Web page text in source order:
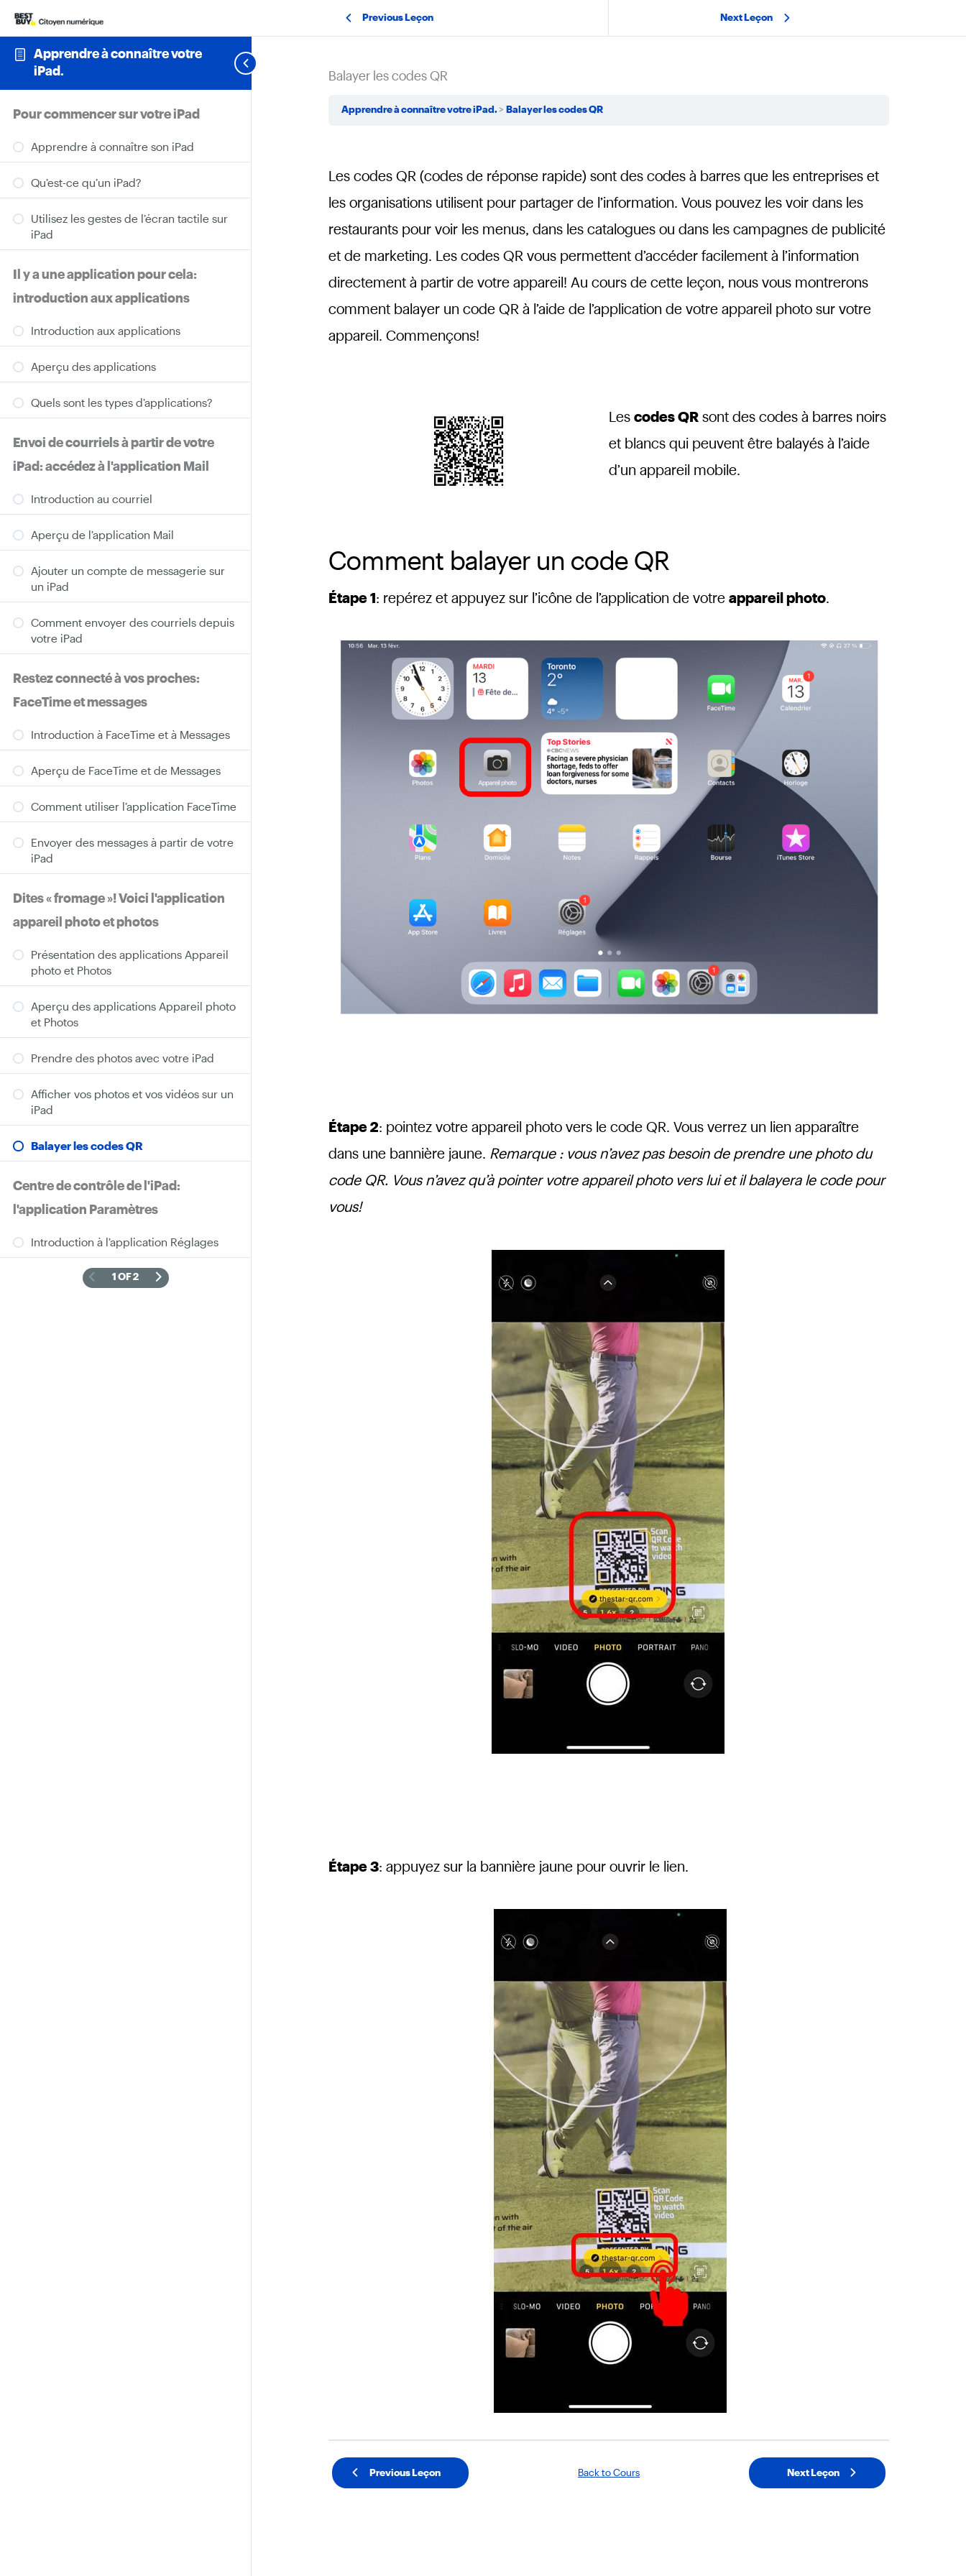
Apprendre à connaître votre
iPad.
Pour commencer sur votre iPad
Apprendre à connaître son iPad
Qu’est-ce qu’un iPad?
Utilisez les gestes de l’écran tactile sur
iPad
Il y a une application pour cela:
introduction aux applications
Introduction aux applications
Aperçu des applications
Quels sont les types d’applications?
Envoi de courriels à partir de votre
iPad: accédez à l'application Mail
Introduction au courriel
Aperçu de l’application Mail
Ajouter un compte de messagerie sur
un iPad
Comment envoyer des courriels depuis
votre iPad
Restez connecté à vos proches:
FaceTime et messages
Introduction à FaceTime et à Messages
Aperçu de FaceTime et de Messages
Comment utiliser l’application FaceTime
Envoyer des messages à partir de votre
iPad
Dites « fromage »! Voici l'application
appareil photo et photos
Présentation des applications Appareil
photo et Photos
Aperçu des applications Appareil photo
et Photos
Prendre des photos avec votre iPad
Afficher vos photos et vos vidéos sur un
iPad
Balayer les codes QR
Centre de contrôle de l'iPad:
l'application Paramètres
Introduction à l’application Réglages
1 OF 2
Previous Leçon Next Leçon
Balayer les codes QR
Apprendre à connaître votre iPad. Balayer les codes QR
Les codes QR (codes de réponse rapide) sont des codes à barres que les entreprises et
les organisations utilisent pour partager de l’information. Vous pouvez les voir dans les
restaurants pour voir les menus, dans les catalogues ou dans les campagnes de publicité
et de marketing. Les codes QR vous permettent d’accéder facilement à l’information
directement à partir de votre appareil! Au cours de cette leçon, nous vous montrerons
comment balayer un code QR à l’aide de l’application de votre appareil photo sur votre
appareil. Commençons!
Les codes QR sont des codes à barres noirs
et blancs qui peuvent être balayés à l’aide
d’un appareil mobile.
Comment balayer un code QR
Étape 1 : repérez et appuyez sur l’icône de l’application de votre appareil photo.
Étape 2: pointez votre appareil photo vers le code QR. Vous verrez un lien apparaître
dans une bannière jaune. Remarque : vous n’avez pas besoin de prendre une photo du
code QR. Vous n’avez qu’à pointer votre appareil photo vers lui et il balayera le code pour
vous!
Étape 3: appuyez sur la bannière jaune pour ouvrir le lien.
Previous Leçon Back to Cours Next Leçon